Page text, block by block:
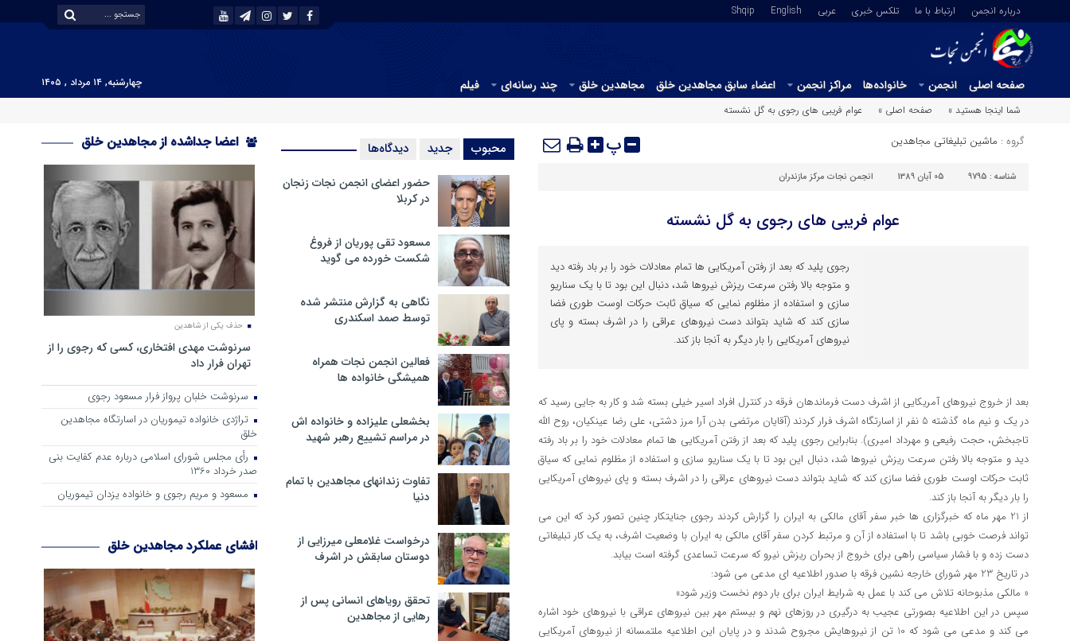
درباره انجمن ارتباط با ما تلکس خبری عربي English
Shqip
صفحه اصلی انجمن خانواده‌ها مراکز انجمن اعضاء سابق مجاهدین خلق مجاهدین خلق چند رسانه‌ای فیلم
چهارشنبه, ۱۴ مرداد , ۱۴۰۵
شما اینجا هستید »
صفحه اصلی » عوام فریبی های رجوی به گل نشسته
گروه : ماشین تبلیغاتی مجاهدین پ
شناسه : 9795 05 آبان 1389 انجمن نجات مرکز مازندران
عوام فریبی های رجوی به گل نشسته
رجوی پلید که بعد از رفتن آمریکایی ها تمام معادلات خود را بر باد رفته دید
و متوجه بالا رفتن سرعت ریزش نیروها شد، دنبال این بود تا با یک سناریو
سازی و استفاده از مظلوم نمایی که سیاق ثابت حرکات اوست طوری فضا
سازی کند که شاید بتواند دست نیروهای عراقی را در اشرف بسته و پای
نیروهای آمریکایی را بار دیگر به آنجا باز کند.
بعد از خروج نیروهای آمریکایی از اشرف دست فرماندهان فرقه در کنترل افراد اسیر خیلی بسته شد و کار به جایی رسید که
در یک و نیم ماه گذشته 5 نفر از اسارتگاه اشرف فرار کردند (آقایان مرتضی بدن آرا مرز دشتی، علی رضا عینکیان، روح الله
تاجبخش، حجت رفیعی و مهرداد امیری). بنابراین رجوی پلید که بعد از رفتن آمریکایی ها تمام معادلات خود را بر باد رفته
دید و متوجه بالا رفتن سرعت ریزش نیروها شد، دنبال این بود تا با یک سناریو سازی و استفاده از مظلوم نمایی که سیاق
ثابت حرکات اوست طوری فضا سازی کند که شاید بتواند دست نیروهای عراقی را در اشرف بسته و پای نیروهای آمریکایی
را بار دیگر به آنجا باز کند.
از 21 مهر ماه که خبرگزاری ها خبر سفر آقای مالکی به ایران را گزارش کردند رجوی جنایتکار چنین تصور کرد که این می
تواند فرصت خوبی باشد تا با استفاده از آن و مرتبط کردن سفر آقای مالکی به ایران با وضعیت اشرف، به یک کار تبلیغاتی
دست زده و با فشار سیاسی راهی برای خروج از بحران ریزش نیرو که سرعت تساعدی گرفته است بیابد.
در تاریخ 23 مهر شورای خارجه نشین فرقه با صدور اطلاعیه ای مدعی می شود:
« مالکی مذبوحانه تلاش می کند با عمل به شرایط ایران برای بار دوم نخست وزیر شود»
سپس در این اطلاعیه بصورتی عجیب به درگیری در روزهای نهم و بیستم مهر بین نیروهای عراقی با نیروهای خود اشاره
می کند و مدعی می شود که 10 تن از نیروهایش مجروح شدند و در پایان این اطلاعیه ملتمسانه از نیروهای آمریکایی
محبوب جدید دیدگاه‌ها
حضور اعضای انجمن نجات زنجان
در کربلا
مسعود تقی پوریان از فروغ
شکست خورده می گوید
نگاهی به گزارش منتشر شده
توسط صمد اسکندری
فعالین انجمن نجات همراه
همیشگی خانواده ها
بخشعلی علیزاده و خانواده اش
در مراسم تشییع رهبر شهید
تفاوت زندانهای مجاهدین با تمام
دنیا
درخواست غلامعلی میرزایی از
دوستان سابقش در اشرف
تحقق رویاهای انسانی پس از
رهایی از مجاهدین
اعضا جداشده از مجاهدین خلق
حذف یکی از شاهدین
سرنوشت مهدی افتخاری، کسی که رجوی را از
تهران فرار داد
سرنوشت خلبان پرواز فرار مسعود رجوی
تراژدی خانواده تیموریان در اسارتگاه مجاهدین
خلق
رأی مجلس شورای اسلامی درباره عدم كفایت بنی
صدر خرداد 1360
مسعود و مریم رجوی و خانواده یزدان تیموریان
افشای عملکرد مجاهدین خلق